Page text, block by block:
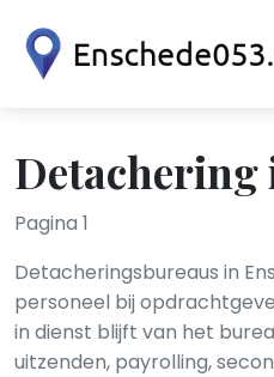
Detachering
Pagina 1
Detacheringsbureaus in
personeel bij
in dienst blijft van het
uitzenden, payrolling,